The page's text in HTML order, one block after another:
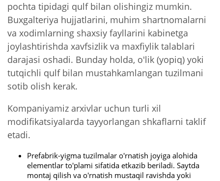
pochta tipidagi qulf bilan olishingiz mumkin.
Buxgalteriya hujjatlarini, muhim shartnomalarni
va xodimlarning shaxsiy fayllarini kabinetga
joylashtirishda xavfsizlik va maxfiylik talablari
darajasi oshadi. Bunday holda, o'lik (yopiq) yoki
tutqichli qulf bilan mustahkamlangan tuzilmani
sotib olish kerak.
Kompaniyamiz arxivlar uchun turli xil
modifikatsiyalarda tayyorlangan shkaflarni taklif
etadi.
Prefabrik-yigma tuzilmalar o'rnatish joyiga alohida
elementlar to'plami sifatida etkazib beriladi. Saytda
montaj qilish va o'rnatish mustaqil ravishda yoki